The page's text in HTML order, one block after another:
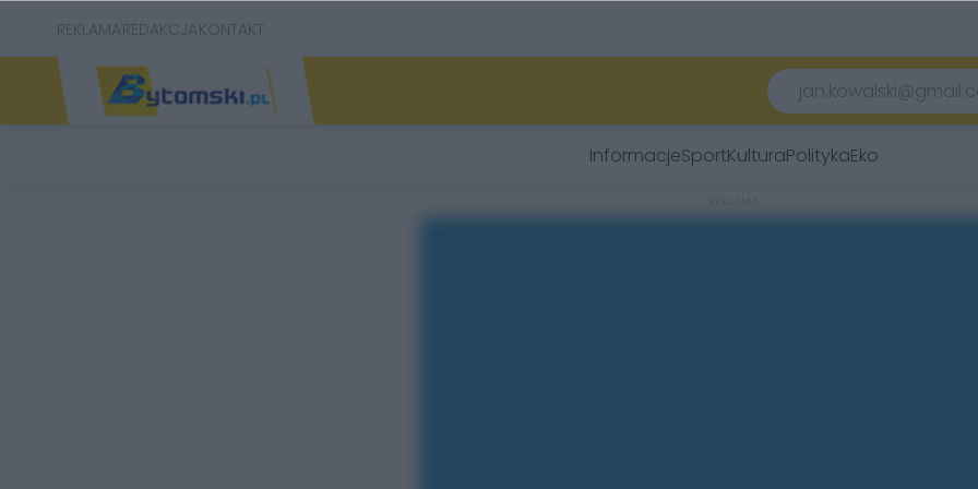
REKLAMAREDAKCJAKONTAKT
InformacjeSportKulturaPolitykaEko